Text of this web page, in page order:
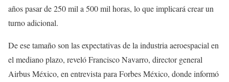
años pasar de 250 mil a 500 mil horas, lo que implicará crear un
turno adicional.
De ese tamaño son las expectativas de la industria aeroespacial en
el mediano plazo, reveló Francisco Navarro, director general
Airbus México, en entrevista para Forbes México, donde informó